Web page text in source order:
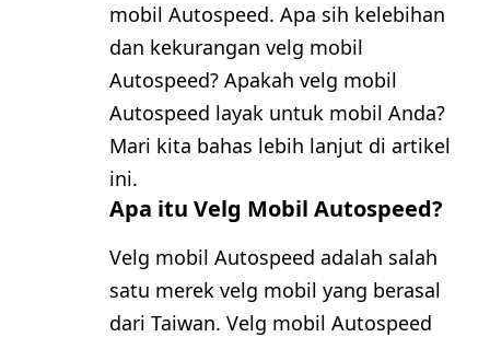
mobil Autospeed. Apa sih kelebihan
dan kekurangan velg mobil
Autospeed? Apakah velg mobil
Autospeed layak untuk mobil Anda?
Mari kita bahas lebih lanjut di artikel
ini.
Apa itu Velg Mobil Autospeed?
Velg mobil Autospeed adalah salah
satu merek velg mobil yang berasal
dari Taiwan. Velg mobil Autospeed